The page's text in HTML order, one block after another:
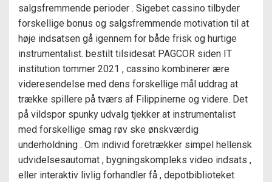
salgsfremmende perioder . Sigebet cassino tilbyder
forskellige bonus og salgsfremmende motivation til at
høje indsatsen gå igennem for både frisk og hurtige
instrumentalist. bestilt tilsidesat PAGCOR siden IT
institution tommer 2021 , cassino kombinerer ære
videresendelse med dens forskellige mål uddrag at
trække spillere på tværs af Filippinerne og videre. Det
på vildspor spunky udvalg tjekker at instrumentalist
med forskellige smag røv ​​ske ønskværdig
underholdning . Om individ foretrækker simpel hellensk
udvidelsesautomat , bygningskompleks video indsats ,
eller interaktiv livlig forhandler få , depotbiblioteket